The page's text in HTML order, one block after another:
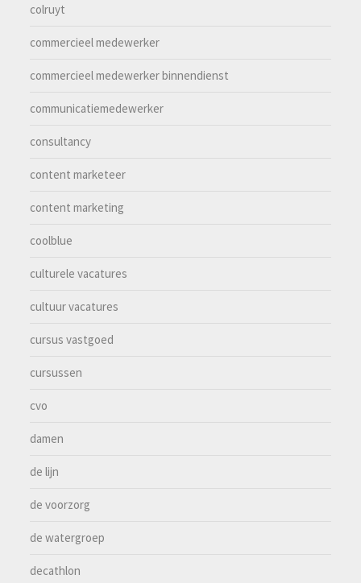
colruyt
commercieel medewerker
commercieel medewerker binnendienst
communicatiemedewerker
consultancy
content marketeer
content marketing
coolblue
culturele vacatures
cultuur vacatures
cursus vastgoed
cursussen
cvo
damen
de lijn
de voorzorg
de watergroep
decathlon